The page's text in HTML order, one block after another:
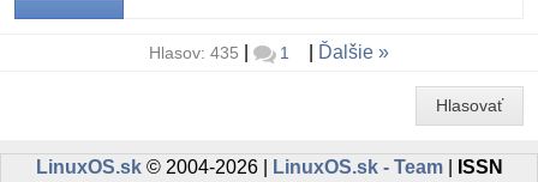
Hlasov: 435 1 Ďalšie
Hlasovať
LinuxOS.sk© 2004-2026 | LinuxOS.sk - Team| ISSN